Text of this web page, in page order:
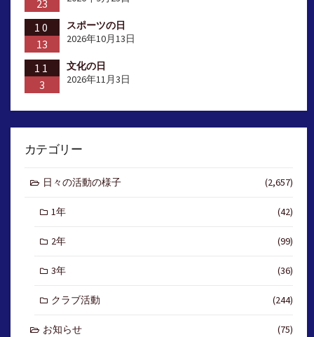
23
10
13
スポーツの日
2026年10月13日
11
3
文化の日
2026年11月3日
カテゴリー
日々の活動の様子 (2,657)
1年 (42)
2年 (99)
3年 (36)
クラブ活動 (244)
お知らせ (75)